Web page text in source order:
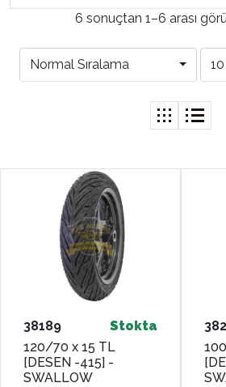
6 sonuçtan 1–6 arası
Normal Sıralama
38189
Stokta
120/70 x 15 TL
[DESEN -415] -
SWALLOW